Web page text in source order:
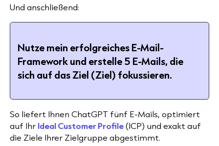
Und anschließend:
Nutze mein erfolgreiches E-Mail-
Framework und erstelle 5 E-Mails, die
sich auf das Ziel (Ziel) fokussieren.
So liefert Ihnen ChatGPT fünf E-Mails, optimiert
auf Ihr Ideal Customer Profile(ICP) und exakt auf
die Ziele Ihrer Zielgruppe abgestimmt.